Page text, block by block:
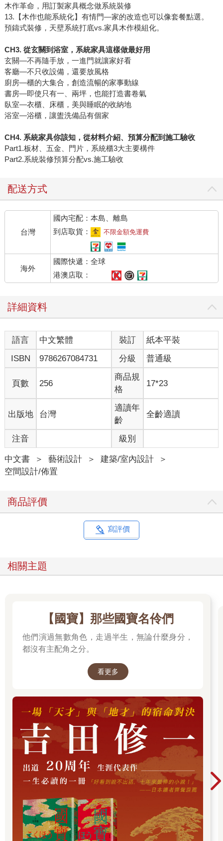
木作革命，用訂製家具概念做系統裝修
13.【木作也能系統化】有情門—家的改造也可以像套餐點選。
預鑄式裝修，天壁系統打底vs.家具木作模組化。
CH3. 從玄關到浴室，系統家具這樣做最好用
玄關—不再隨手放，一進門就讓家好看
客廳—不只收設備，還要放風格
廚房—櫃的大集合，創造流暢的家事動線
書房—即使只有一、兩坪，也能打造書卷氣
臥室—衣櫃、床櫃，美與睡眠的收納地
浴室—浴櫃，讓盥洗備品有個家
CH4. 系統家具你該知，從材料介紹、預算分配到施工驗收
Part1.板材、五金、門片，系統櫃3大主要構件
Part2.系統裝修預算分配vs.施工驗收
配送方式
台灣
國內宅配：本島、離島
到店取貨：
不限金額免運費
海外
國際快遞：全球
港澳店取：
詳細資料
語言 中文繁體 裝訂
紙本平裝
ISBN
9786267084731 分級 普通級
頁數 256
商品規
格
17*23
出版地 台灣
適讀年
齡
全齡適讀
注音 級別
中文書 ＞ 藝術設計 ＞ 建築/室內設計
＞
空間設計/佈置
商品評價
寫評價
相關主題
【國寶】那些國寶名伶們
他們演過無數角色，走過半生，無論什麼身分，
都沒有主配角之分。
看更多